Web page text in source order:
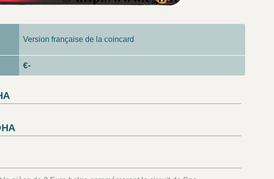
Version française de la coincard
€-